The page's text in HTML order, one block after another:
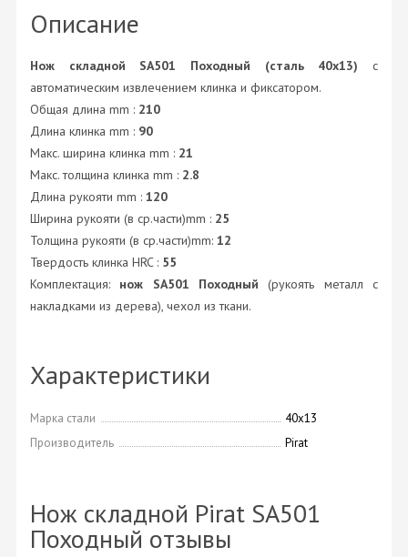
Описание
Нож складной SA501 Походный (сталь 40х13) с
автоматическим извлечением клинка и фиксатором.
Общая длина mm : 210
Длина клинка mm : 90
Макс. ширина клинка mm : 21
Макс. толщина клинка mm : 2.8
Длина рукояти mm : 120
Ширина рукояти (в ср.части)mm : 25
Толщина рукояти (в ср.части)mm: 12
Твердость клинка HRC : 55
Комплектация: нож SA501 Походный (рукоять металл c
накладками из дерева), чехол из ткани.
Характеристики
Марка стали
40х13
Производитель
Pirat
Нож складной Pirat SA501
Походный отзывы